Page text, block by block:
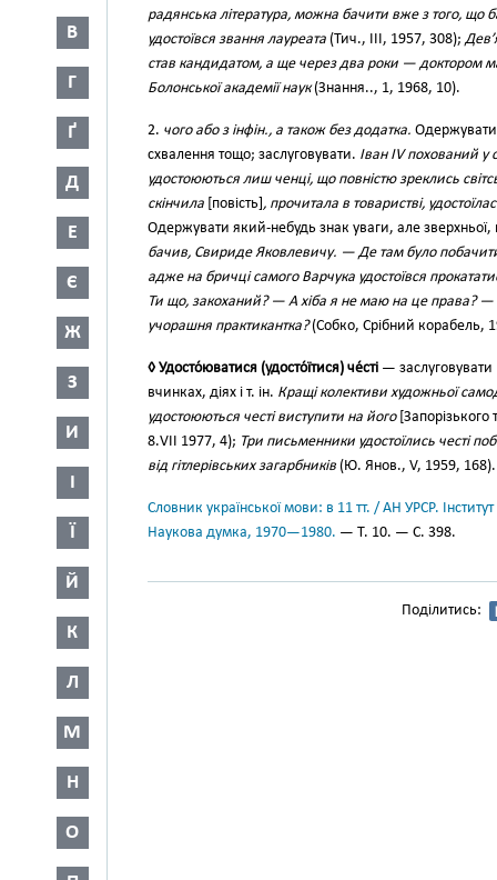
В
Г
Ґ
Д
Е
Є
Ж
З
И
І
Ї
Й
К
Л
М
Н
О
радянська література, можна бачити вже з того, що
удостоївся звання лауреата (Тич., III, 1957, 308);
став кандидатом, а ще через два роки — доктором
Болонської академії наук(Знання.., 1, 1968, 10).
2. чого або з інфін., а також без додатка. Одержувати
схвалення тощо; заслуговувати. Іван IV похований у
удостоюються лиш ченці, що повністю зреклись
скінчила [повість] , прочитала в товаристві,
Одержувати який-небудь знак уваги, але
бачив, Свириде Яковлевичу. — Де там було
адже на бричці самого Варчука удостоївся
Ти що, закоханий? — А хіба я не маю на це права? —
учорашня практикантка?(Собко, Срібний корабель,
◊ Удосто́юватися (удосто́їтися) че́сті — заслуговувати
вчинках, діях і т. ін. Кращі колективи художньої
удостоюються честі виступити на його[Запорізького
8.VII 1977, 4); Три письменники удостоїлись честі
від гітлерівських загарбників (Ю. Янов., V, 1959, 168).
Словник української мови: в 11 тт. / АН УРСР.
Наукова думка, 1970—1980. — Т. 10. — С. 398.
Поділитись: